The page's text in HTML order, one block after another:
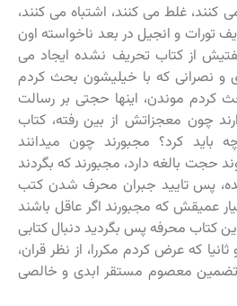
کنند، غلط می کنند، اشتباه می کنند،
و انجیل در بعد ناخواسته اون
تفتیش از کتاب تحریف نشده ایجاد می
و نصرانی که با خیلیشون بحث کردم
کردم موندن، اینها حجتی بر رسالت
چون معجزاتش از بین رفته، کتاب
باید کرد؟ مجبورند چون میدانند
حجت بالغه دارد، مجبورند که بگردند
پس تایید جبران محرف شدن کتب
عمیقش که مجبورند اگر عاقل باشند
کتاب محرفه پس بگردید دنبال کتابی
که عرض کردم مکررا، از نظر قران،
معصوم مستقر ابدی و خالصی